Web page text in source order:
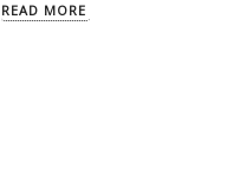
READ MORE